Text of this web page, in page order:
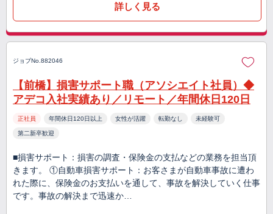
詳しく見る
ジョブNo.882046
【前橋】損害サポート職（アソシエイト社員）◆
アデコ入社実績あり／リモート／年間休日120日
正社員 年間休日120日以上 女性が活躍 転勤なし 未経験可
第二新卒歓迎
■損害サポート：損害の調査・保険金の支払などの業務を担当頂
きます。 ①自動車損害サポート：お客さまが自動車事故に遭わ
れた際に、保険金のお支払いを通して、事故を解決していく仕事
です。事故の解決まで迅速か…